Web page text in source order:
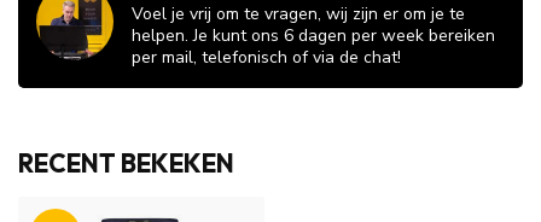
Voel je vrij om te vragen, wij zijn er om je te
helpen. Je kunt ons 6 dagen per week bereiken
per mail, telefonisch of via de chat!
RECENT BEKEKEN